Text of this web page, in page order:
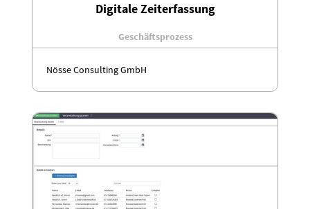
Digitale Zeiterfassung
Geschäftsprozess
Nösse Consulting GmbH